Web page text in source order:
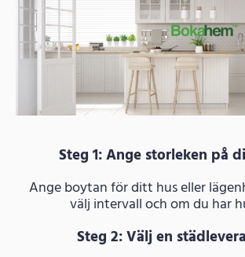
Steg 1: Ange storleken på
Ange boytan för ditt hus eller
välj intervall och om du har
Steg 2: Välj en